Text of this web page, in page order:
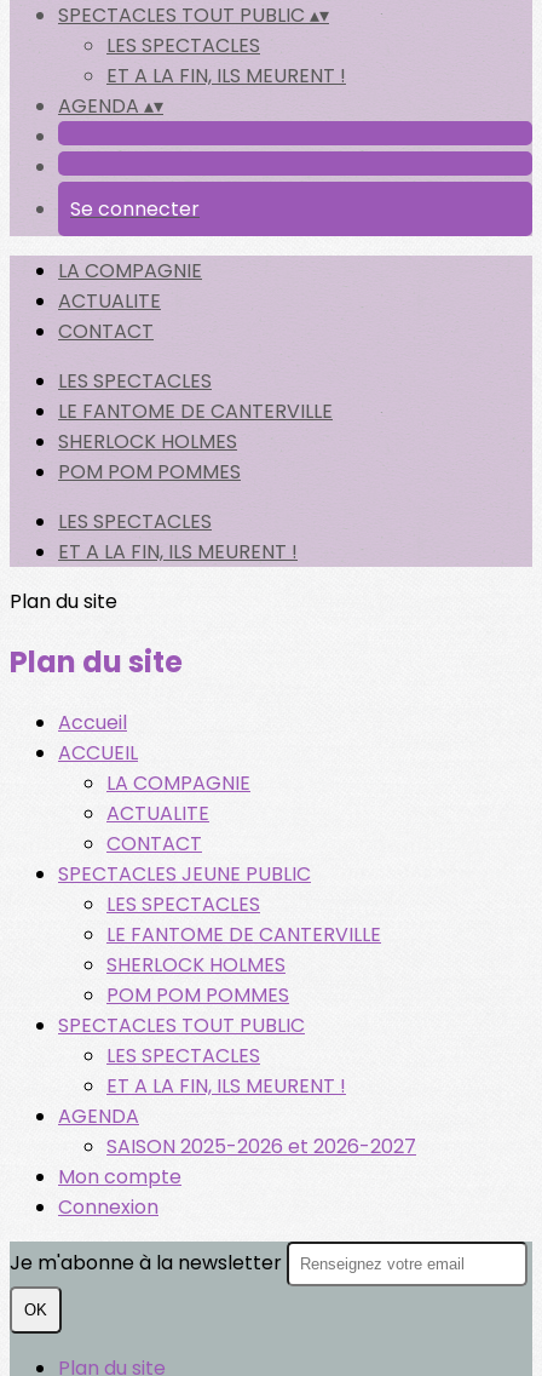
SPECTACLES TOUT PUBLIC ▴▾
LES SPECTACLES
ET A LA FIN, ILS MEURENT !
AGENDA ▴▾
Se connecter
LA COMPAGNIE
ACTUALITE
CONTACT
LES SPECTACLES
LE FANTOME DE CANTERVILLE
SHERLOCK HOLMES
POM POM POMMES
LES SPECTACLES
ET A LA FIN, ILS MEURENT !
Plan du site
Plan du site
Accueil
ACCUEIL
LA COMPAGNIE
ACTUALITE
CONTACT
SPECTACLES JEUNE PUBLIC
LES SPECTACLES
LE FANTOME DE CANTERVILLE
SHERLOCK HOLMES
POM POM POMMES
SPECTACLES TOUT PUBLIC
LES SPECTACLES
ET A LA FIN, ILS MEURENT !
AGENDA
SAISON 2025-2026 et 2026-2027
Mon compte
Connexion
Je m'abonne à la newsletter
OK
Plan du site